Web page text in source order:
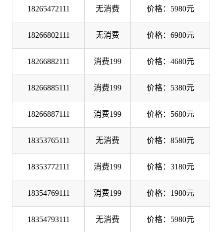
18265472111 无消费 价格：5980元
18266802111 无消费 价格：6980元
18266882111 消费199 价格：4680元
18266885111 消费199 价格：5380元
18266887111 消费199 价格：5680元
18353765111 无消费 价格：8580元
18353772111 消费199 价格：3180元
18354769111 消费199 价格：1980元
18354793111 无消费 价格：5980元